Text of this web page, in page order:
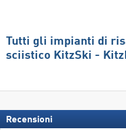
Tutti gli impianti di
sciistico KitzSki -
Recensioni